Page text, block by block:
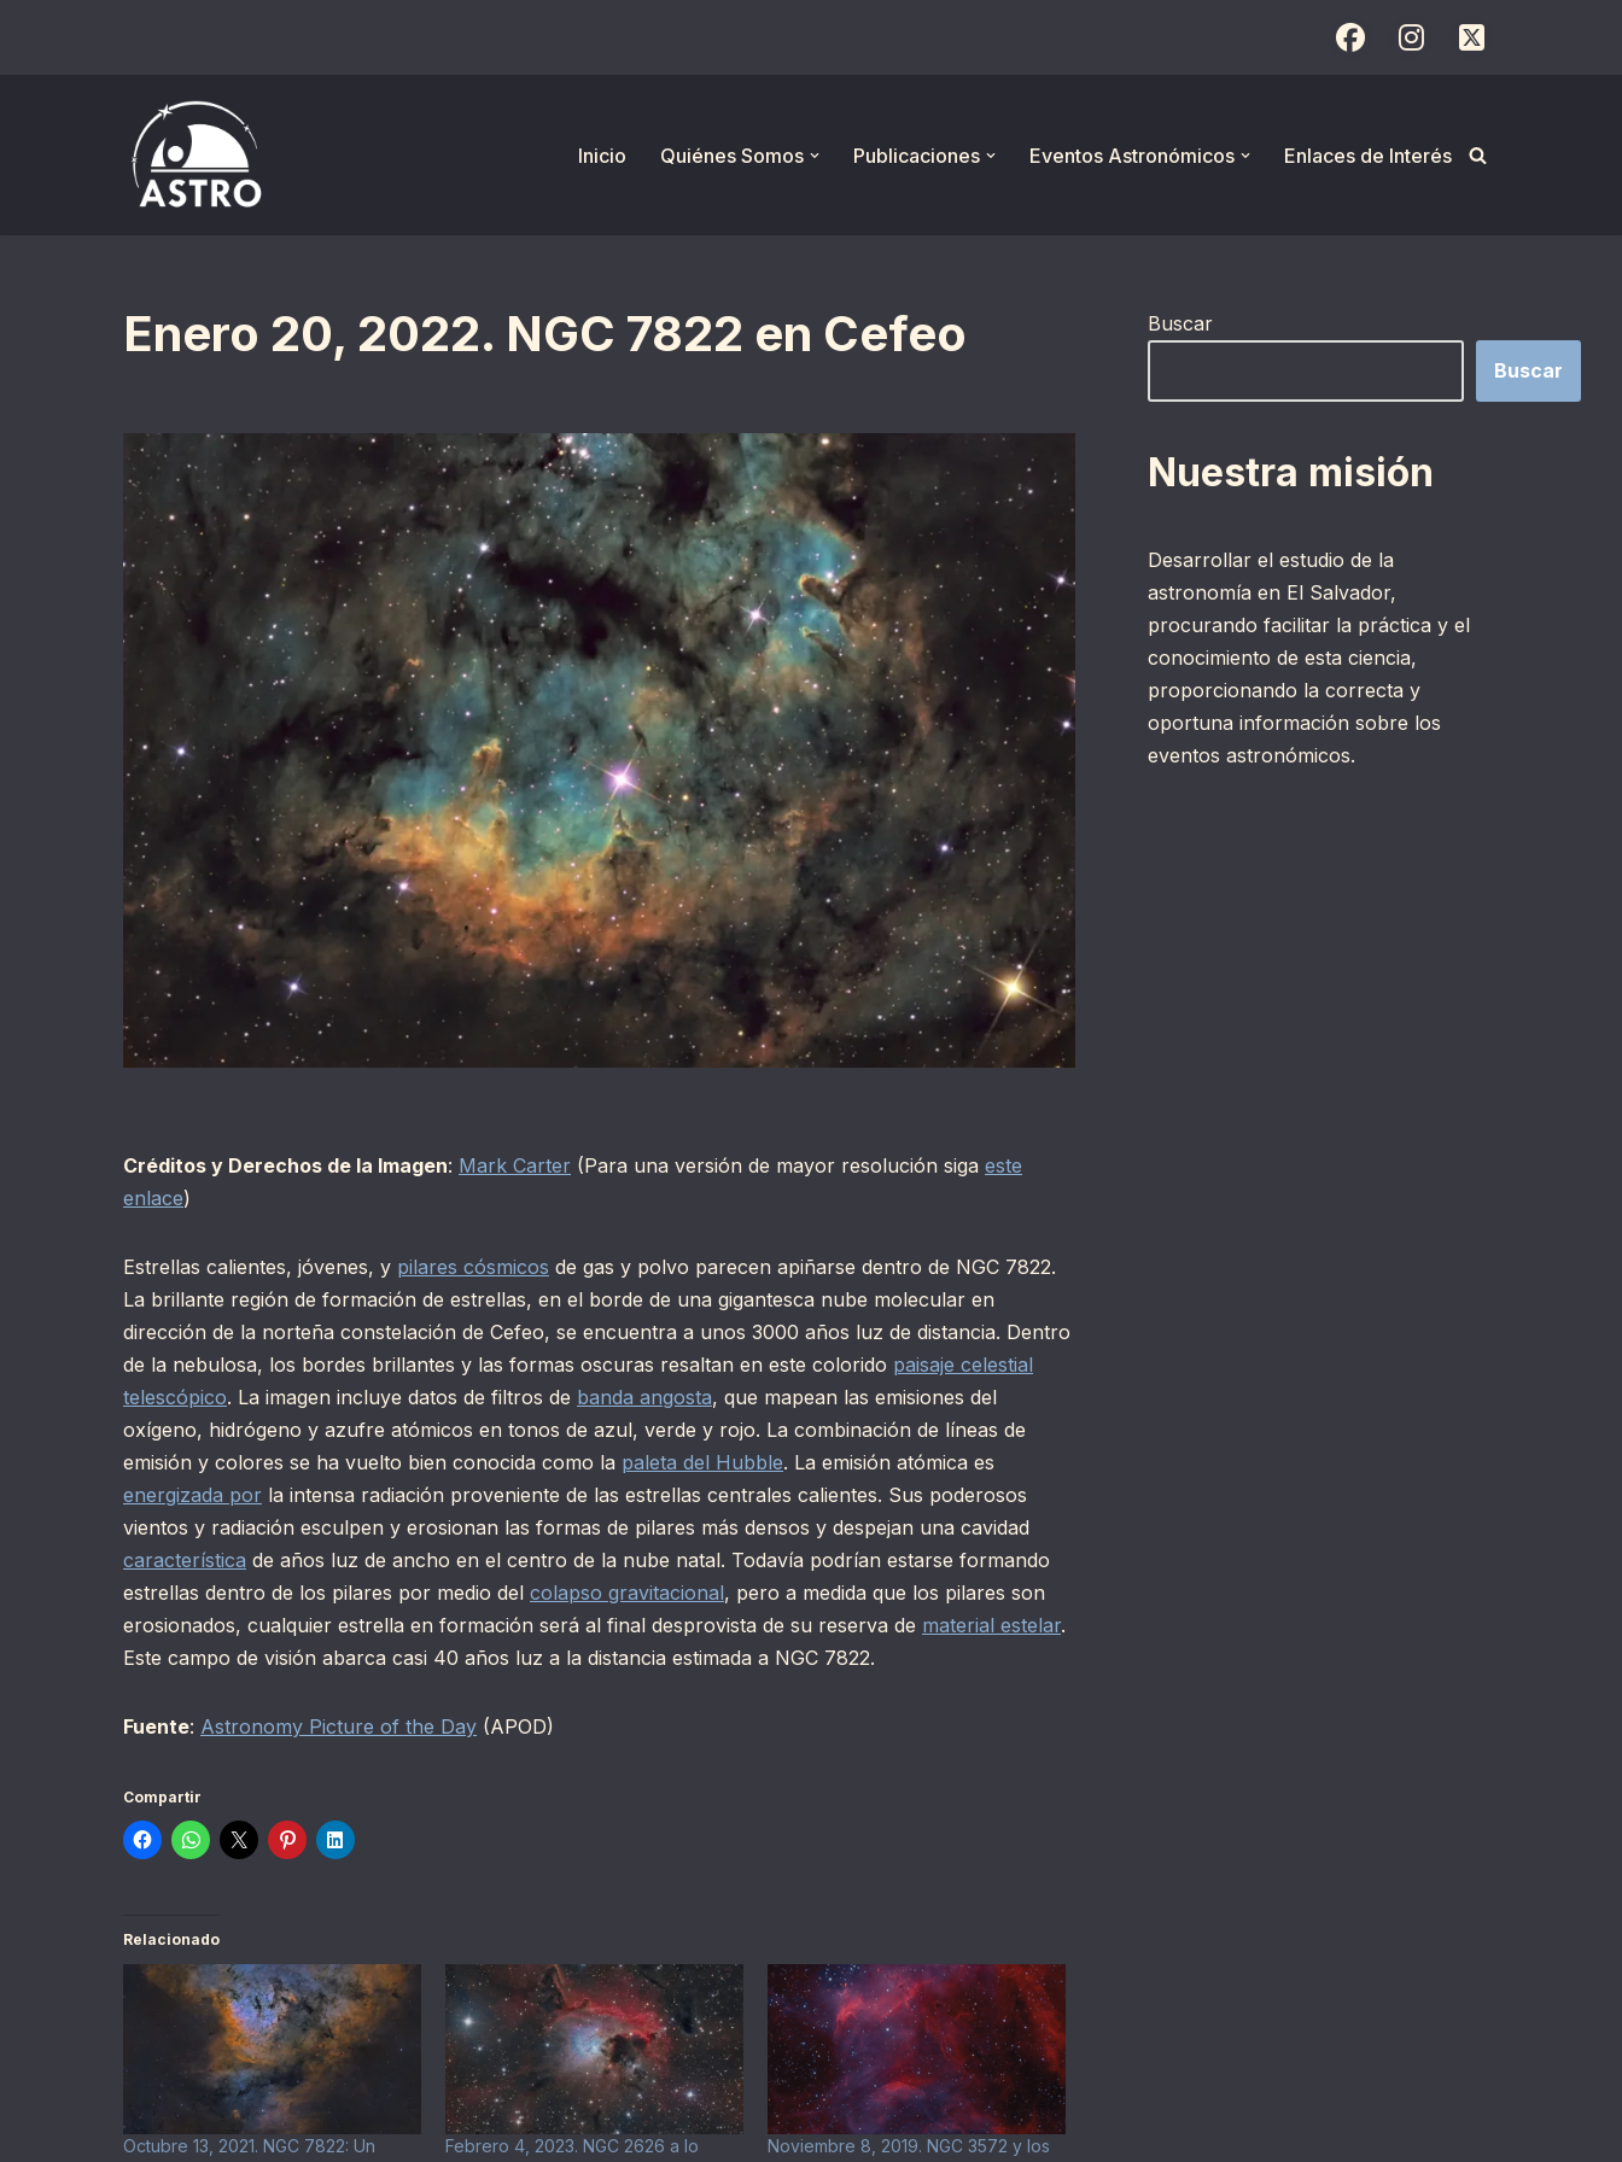
Inicio
Quiénes Somos Publicaciones Eventos Astronómicos Enlaces de Interés
Enero 20, 2022. NGC 7822 en Cefeo
Créditos y Derechos de la Imagen: Mark Carter (Para una versión de mayor resolución siga este
enlace)
Estrellas calientes, jóvenes, y pilares cósmicos de gas y polvo parecen apiñarse dentro de NGC 7822.
La brillante región de formación de estrellas, en el borde de una gigantesca nube molecular en
dirección de la norteña constelación de Cefeo, se encuentra a unos 3000 años luz de distancia. Dentro
de la nebulosa, los bordes brillantes y las formas oscuras resaltan en este colorido paisaje celestial
telescópico. La imagen incluye datos de filtros de banda angosta, que mapean las emisiones del
oxígeno, hidrógeno y azufre atómicos en tonos de azul, verde y rojo. La combinación de líneas de
emisión y colores se ha vuelto bien conocida como la paleta del Hubble. La emisión atómica es
energizada por la intensa radiación proveniente de las estrellas centrales calientes. Sus poderosos
vientos y radiación esculpen y erosionan las formas de pilares más densos y despejan una cavidad
característica de años luz de ancho en el centro de la nube natal. Todavía podrían estarse formando
estrellas dentro de los pilares por medio del colapso gravitacional, pero a medida que los pilares son
erosionados, cualquier estrella en formación será al final desprovista de su reserva de material estelar.
Este campo de visión abarca casi 40 años luz a la distancia estimada a NGC 7822.
Fuente: Astronomy Picture of the Day (APOD)
Compartir
Relacionado
Octubre 13, 2021. NGC 7822: Un
Febrero 4, 2023. NGC 2626 a lo
Noviembre 8, 2019. NGC 3572 y los
Buscar
Buscar
Nuestra misión
Desarrollar el estudio de la
astronomía en El Salvador,
procurando facilitar la práctica y el
conocimiento de esta ciencia,
proporcionando la correcta y
oportuna información sobre los
eventos astronómicos.